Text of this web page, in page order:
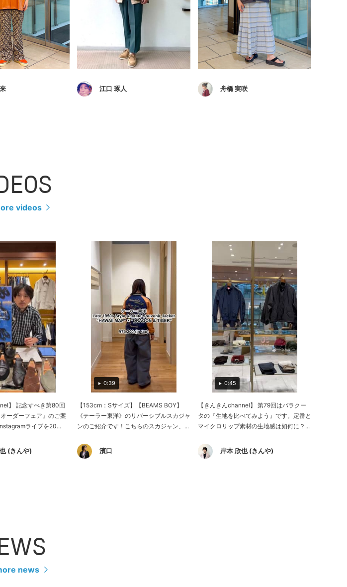
江口 琢人 舟橋 実咲
videos
】 記念すべき第80回
ーダーフェア』のご案
ライブを20...
(きんや)
0:39
【153cm：Sサイズ】【BEAMS BOY】
《テーラー東洋》のリバーシブルスカジャ
ンのご紹介です！こちらのスカジャン、...
濱口
0:45
【きんきんchannel】 第79回はバラクー
タの『生地を比べてみよう』です。定番と
マイクロリップ素材の生地感は如何に？...
岸本 欣也 (きんや)
news